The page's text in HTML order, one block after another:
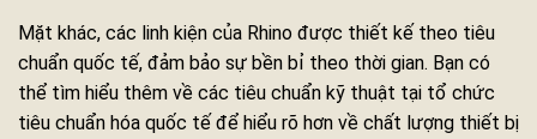
Mặt khác, các linh kiện của Rhino được thiết kế theo tiêu
chuẩn quốc tế, đảm bảo sự bền bỉ theo thời gian. Bạn có
thể tìm hiểu thêm về các tiêu chuẩn kỹ thuật tại tổ chức
tiêu chuẩn hóa quốc tế để hiểu rõ hơn về chất lượng thiết bị